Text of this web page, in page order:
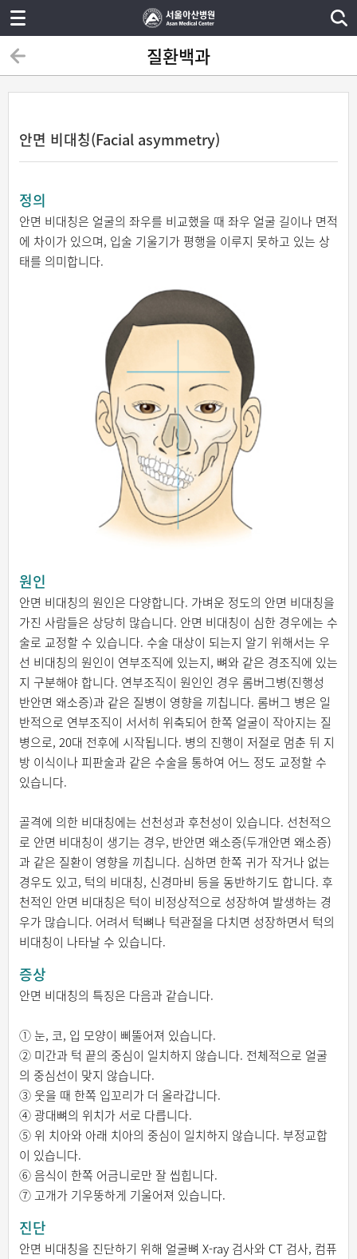
질환백과
안면 비대칭(Facial asymmetry)
정의
안면 비대칭은 얼굴의 좌우를 비교했을 때 좌우 얼굴 길이나 면적
에 차이가 있으며, 입술 기울기가 평행을 이루지 못하고 있는 상
태를 의미합니다.
원인
안면 비대칭의 원인은 다양합니다. 가벼운 정도의 안면 비대칭을
가진 사람들은 상당히 많습니다. 안면 비대칭이 심한 경우에는 수
술로 교정할 수 있습니다. 수술 대상이 되는지 알기 위해서는 우
선 비대칭의 원인이 연부조직에 있는지, 뼈와 같은 경조직에 있는
지 구분해야 합니다. 연부조직이 원인인 경우 롬버그병(진행성
반안면 왜소증)과 같은 질병이 영향을 끼칩니다. 롬버그 병은 일
반적으로 연부조직이 서서히 위축되어 한쪽 얼굴이 작아지는 질
병으로, 20대 전후에 시작됩니다. 병의 진행이 저절로 멈춘 뒤 지
방 이식이나 피판술과 같은 수술을 통하여 어느 정도 교정할 수
있습니다.
골격에 의한 비대칭에는 선천성과 후천성이 있습니다. 선천적으
로 안면 비대칭이 생기는 경우, 반안면 왜소증(두개안면 왜소증)
과 같은 질환이 영향을 끼칩니다. 심하면 한쪽 귀가 작거나 없는
경우도 있고, 턱의 비대칭, 신경마비 등을 동반하기도 합니다. 후
천적인 안면 비대칭은 턱이 비정상적으로 성장하여 발생하는 경
우가 많습니다. 어려서 턱뼈나 턱관절을 다치면 성장하면서 턱의
비대칭이 나타날 수 있습니다.
증상
안면 비대칭의 특징은 다음과 같습니다.
① 눈, 코, 입 모양이 삐뚤어져 있습니다.
② 미간과 턱 끝의 중심이 일치하지 않습니다. 전체적으로 얼굴
의 중심선이 맞지 않습니다.
③ 웃을 때 한쪽 입꼬리가 더 올라갑니다.
④ 광대뼈의 위치가 서로 다릅니다.
⑤ 위 치아와 아래 치아의 중심이 일치하지 않습니다. 부정교합
이 있습니다.
⑥ 음식이 한쪽 어금니로만 잘 씹힙니다.
⑦ 고개가 기우뚱하게 기울어져 있습니다.
진단
안면 비대칭을 진단하기 위해 얼굴뼈 X-ray 검사와 CT 검사, 컴퓨